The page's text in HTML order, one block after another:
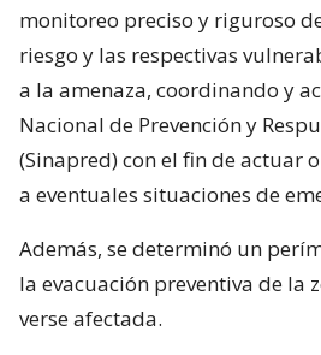
monitoreo preciso y riguroso
riesgo y las respectivas
a la amenaza, coordinando y
Nacional de Prevención y
(Sinapred) con el fin de actuar
a eventuales situaciones de
Además, se determinó un
la evacuación preventiva de la
verse afectada.